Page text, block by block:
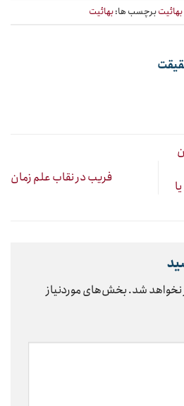
بهائیتبرچسب ها:بهائیت
فریب در نقاب علم زمان
نخواهد شد.بخش‌های موردنیاز